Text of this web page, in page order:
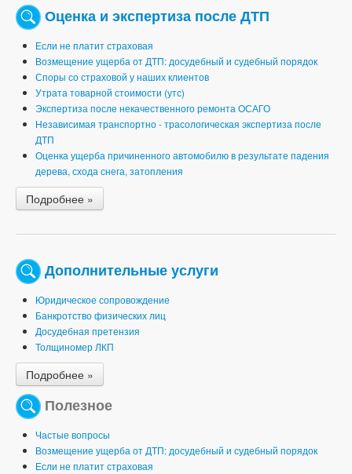
Оценка и экспертиза после ДТП
Если не платит страховая
Возмещение ущерба от ДТП: досудебный и судебный порядок
Споры со страховой у наших клиентов
Утрата товарной стоимости (утс)
Экспертиза после некачественного ремонта ОСАГО
Независимая транспортно - трасологическая экспертиза после
ДТП
Оценка ущерба причиненного автомобилю в результате падения
дерева, схода снега, затопления
Подробнее »
Дополнительные услуги
Юридическое сопровождение
Банкротство физических лиц
Досудебная претензия
Толщиномер ЛКП
Подробнее »
Полезное
Частые вопросы
Возмещение ущерба от ДТП: досудебный и судебный порядок
Если не платит страховая